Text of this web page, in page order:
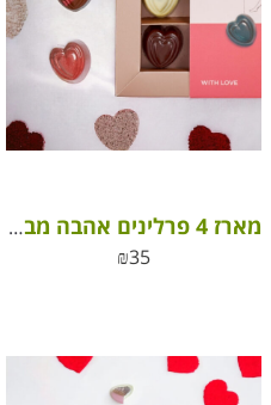
מארז 4 פרלינים אהבה מבית ROY שוקולד
₪35